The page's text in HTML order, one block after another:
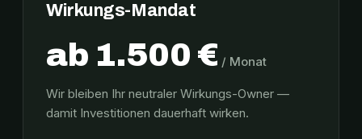
Wirkungs-Mandat
ab 1.500 € / Monat
Wir bleiben Ihr neutraler Wirkungs-Owner —
damit Investitionen dauerhaft wirken.